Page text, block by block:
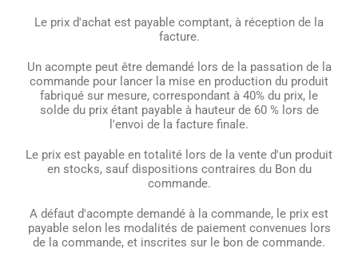
Le prix d'achat est payable comptant, à réception de la
facture.
Un acompte peut être demandé lors de la passation de la
commande pour lancer la mise en production du produit
fabriqué sur mesure, correspondant à 40% du prix, le
solde du prix étant payable à hauteur de 60 % lors de
l'envoi de la facture finale.
Le prix est payable en totalité lors de la vente d'un produit
en stocks, sauf dispositions contraires du Bon du
commande.
A défaut d'acompte demandé à la commande, le prix est
payable selon les modalités de paiement convenues lors
de la commande, et inscrites sur le bon de commande.